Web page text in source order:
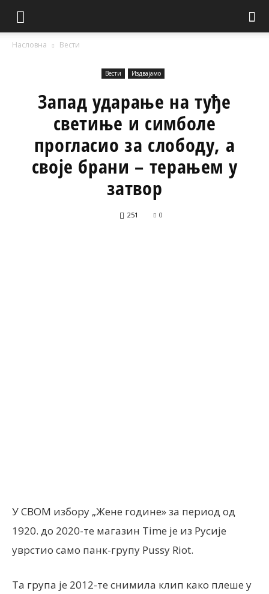
Насловна Вести
Вести Издвајамо
Запад ударање на туђе
светиње и симболе
прогласио за слободу, а
своје брани – терањем у
затвор
251 0
У СВОМ избору „Жене године» за период од
1920. до 2020-те магазин Time је из Русије
уврстио само панк-групу Pussy Riot.
Та група је 2012-те снимила клип како плеше у